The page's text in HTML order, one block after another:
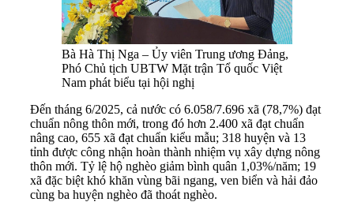
Bà Hà Thị Nga – Ủy viên Trung ương Đảng,
Phó Chủ tịch UBTW Mặt trận Tổ quốc Việt
Nam phát biểu tại hội nghị
Đến tháng 6/2025, cả nước có 6.058/7.696 xã (78,7%) đạt
chuẩn nông thôn mới, trong đó hơn 2.400 xã đạt chuẩn
nâng cao, 655 xã đạt chuẩn kiểu mẫu; 318 huyện và 13
tỉnh được công nhận hoàn thành nhiệm vụ xây dựng nông
thôn mới. Tỷ lệ hộ nghèo giảm bình quân 1,03%/năm; 19
xã đặc biệt khó khăn vùng bãi ngang, ven biển và hải đảo
cùng ba huyện nghèo đã thoát nghèo.